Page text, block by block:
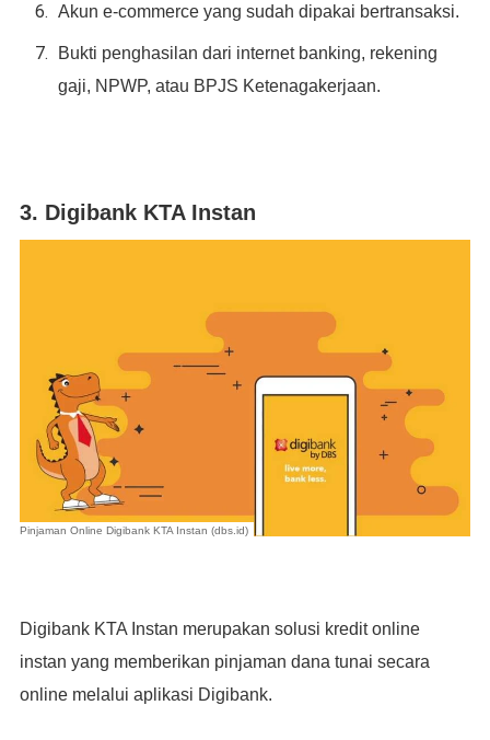
Akun e-commerce yang sudah dipakai bertransaksi.
Bukti penghasilan dari internet banking, rekening
gaji, NPWP, atau BPJS Ketenagakerjaan.
3. Digibank KTA Instan
Pinjaman Online Digibank KTA Instan (dbs.id)
Digibank KTA Instan merupakan solusi kredit online
instan yang memberikan pinjaman dana tunai secara
online melalui aplikasi Digibank.